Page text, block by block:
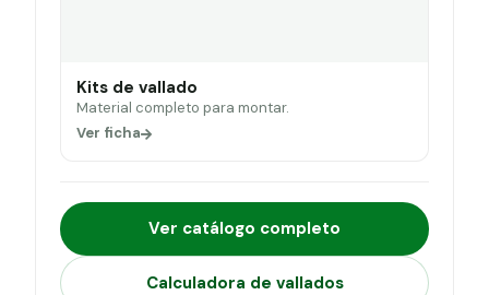
Kits de vallado
Material completo para montar.
Ver ficha
Ver catálogo completo
Calculadora de vallados